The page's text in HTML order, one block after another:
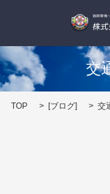
交
TOP [ブログ] 交